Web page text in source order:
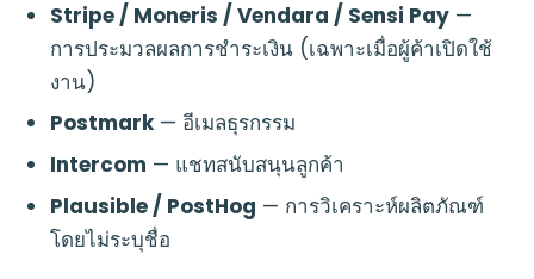
Stripe / Moneris / Vendara / Sensi Pay —
การประมวลผลการชำระเงิน (เฉพาะเมื่อผู้ค้าเปิดใช้
งาน)
Postmark— อีเมลธุรกรรม
Intercom — แชทสนับสนุนลูกค้า
Plausible / PostHog — การวิเคราะห์ผลิตภัณฑ์
โดยไม่ระบุชื่อ